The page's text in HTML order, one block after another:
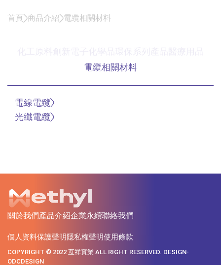
首頁 商品介紹
電纜相關材料
電纜相關材料
電線電纜
光纖電纜
關於我們產品介紹企業永續聯絡我們
個人資料保護聲明隱私權聲明使用條款
COPYRIGHT © 2022 亙祥實業 ALL RIGHT RESERVED. DESIGN-
ODCDESIGN